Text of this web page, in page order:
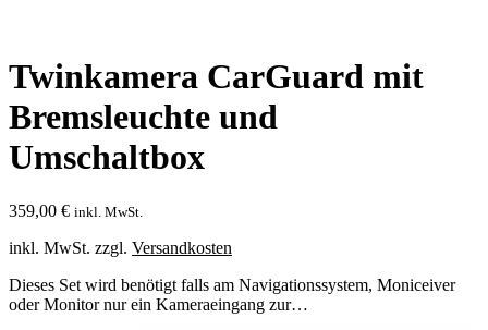
Twinkamera CarGuard mit
Bremsleuchte und
Umschaltbox
359,00 € inkl. MwSt.
inkl. MwSt. zzgl. Versandkosten
Dieses Set wird benötigt falls am Navigationssystem, Moniceiver
oder Monitor nur ein Kameraeingang zur…